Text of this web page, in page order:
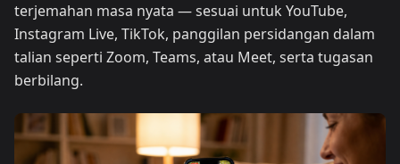
terjemahan masa nyata — sesuai untuk YouTube,
Instagram Live, TikTok, panggilan persidangan dalam
talian seperti Zoom, Teams, atau Meet, serta tugasan
berbilang.